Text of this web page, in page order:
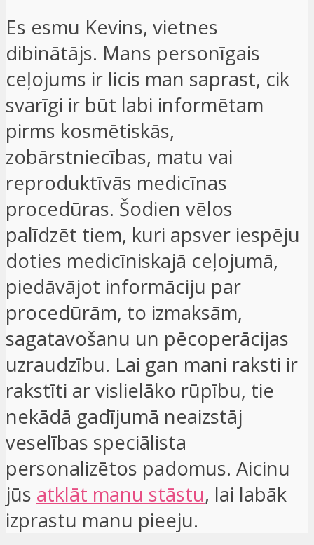
Es esmu Kevins, vietnes
dibinātājs. Mans personīgais
ceļojums ir licis man saprast, cik
svarīgi ir būt labi informētam
pirms kosmētiskās,
zobārstniecības, matu vai
reproduktīvās medicīnas
procedūras. Šodien vēlos
palīdzēt tiem, kuri apsver iespēju
doties medicīniskajā ceļojumā,
piedāvājot informāciju par
procedūrām, to izmaksām,
sagatavošanu un pēcoperācijas
uzraudzību. Lai gan mani raksti ir
rakstīti ar vislielāko rūpību, tie
nekādā gadījumā neaizstāj
veselības speciālista
personalizētos padomus. Aicinu
jūs atklāt manu stāstu, lai labāk
izprastu manu pieeju.